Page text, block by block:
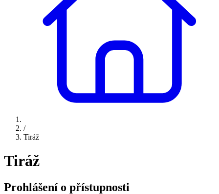
/
Tiráž
Tiráž
Prohlášení o přístupnosti